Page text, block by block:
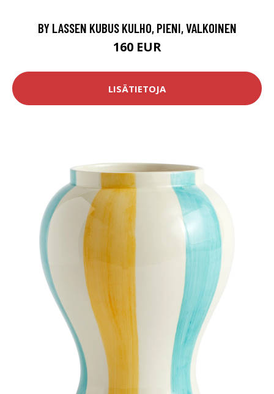
BY LASSEN KUBUS KULHO, PIENI, VALKOINEN
160 EUR
LISÄTIETOJA